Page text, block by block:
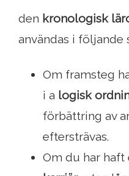
den kronologisk
användas i följande
Om framsteg
i a logisk
förbättring av
eftersträvas.
Om du har haft